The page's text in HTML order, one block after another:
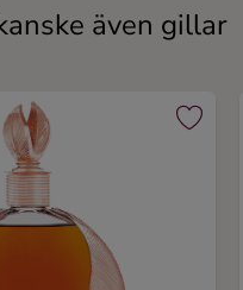
även gillar